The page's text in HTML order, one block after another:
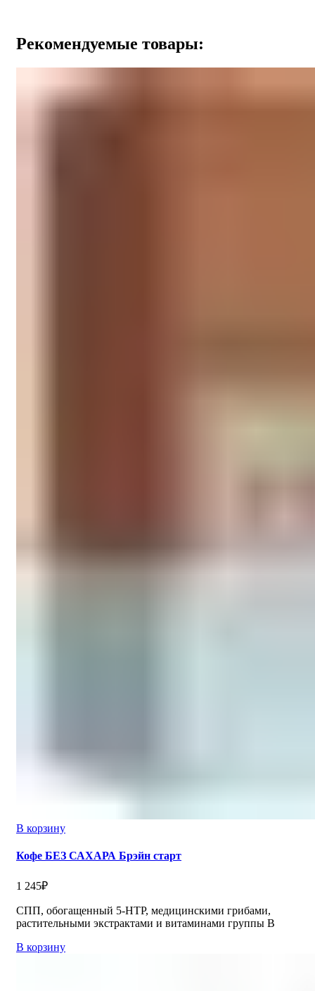
Рекомендуемые товары:
В корзину
Кофе БЕЗ САХАРА Брэйн старт
1 245₽
СПП, обогащенный 5-HTP, медицинскими грибами,
растительными экстрактами и витаминами группы В
В корзину